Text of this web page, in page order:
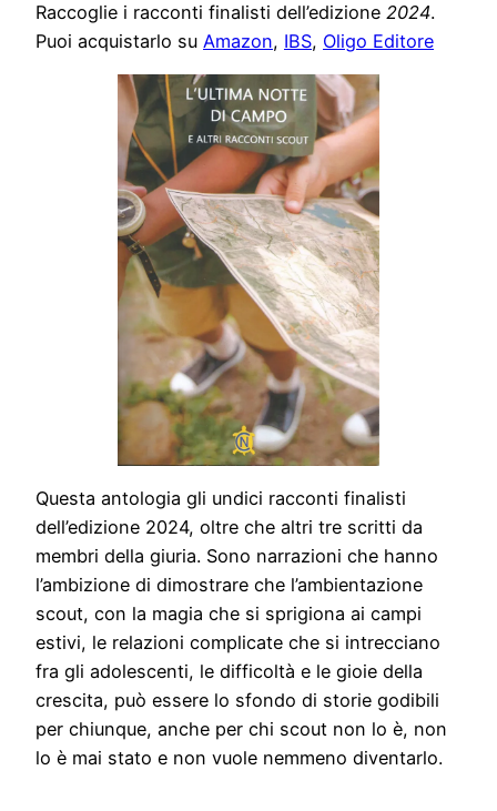
Raccoglie i racconti finalisti dell’edizione 2024.
Puoi acquistarlo su Amazon, IBS, Oligo Editore
Questa antologia gli undici racconti finalisti
dell’edizione 2024, oltre che altri tre scritti da
membri della giuria. Sono narrazioni che hanno
l’ambizione di dimostrare che l’ambientazione
scout, con la magia che si sprigiona ai campi
estivi, le relazioni complicate che si intrecciano
fra gli adolescenti, le difficoltà e le gioie della
crescita, può essere lo sfondo di storie godibili
per chiunque, anche per chi scout non lo è, non
lo è mai stato e non vuole nemmeno diventarlo.